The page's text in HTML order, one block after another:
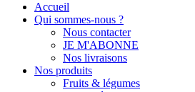
Accueil
Qui sommes-nous ?
Nous contacter
JE M'ABONNE
Nos livraisons
Nos produits
Fruits & légumes